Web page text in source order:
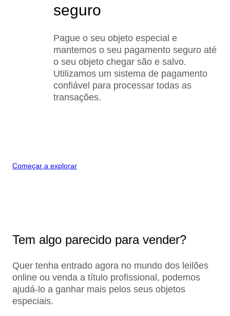
seguro
Pague o seu objeto especial e
mantemos o seu pagamento seguro até
o seu objeto chegar são e salvo.
Utilizamos um sistema de pagamento
confiável para processar todas as
transações.
Começar a explorar
Tem algo parecido para vender?
Quer tenha entrado agora no mundo dos leilões
online ou venda a título profissional, podemos
ajudá-lo a ganhar mais pelos seus objetos
especiais.